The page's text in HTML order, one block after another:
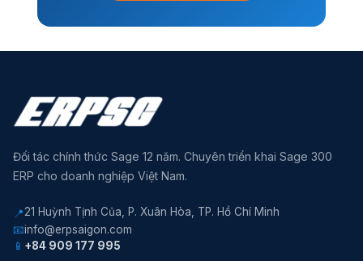
Đối tác chính thức Sage 12 năm. Chuyên triển khai Sage 300
ERP cho doanh nghiệp Việt Nam.
📍21 Huỳnh Tịnh Của, P. Xuân Hòa, TP. Hồ Chí Minh
📧info@erpsaigon.com
📱 +84 909 177 995